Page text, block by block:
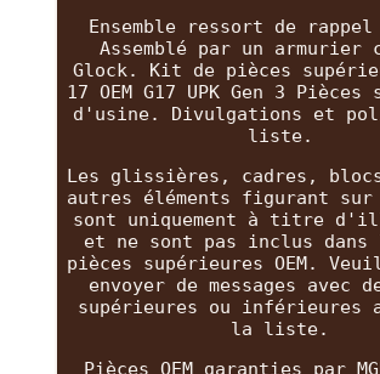
Ensemble ressort de rappel
Assemblé par un
Glock. Kit de pièces
17 OEM G17 UPK Gen 3
d'usine. Divulgations et
liste.
Les glissières, cadres,
autres éléments figurant sur
sont uniquement à titre
et ne sont pas inclus
pièces supérieures OEM.
envoyer de messages avec
supérieures ou inférieures
la liste.